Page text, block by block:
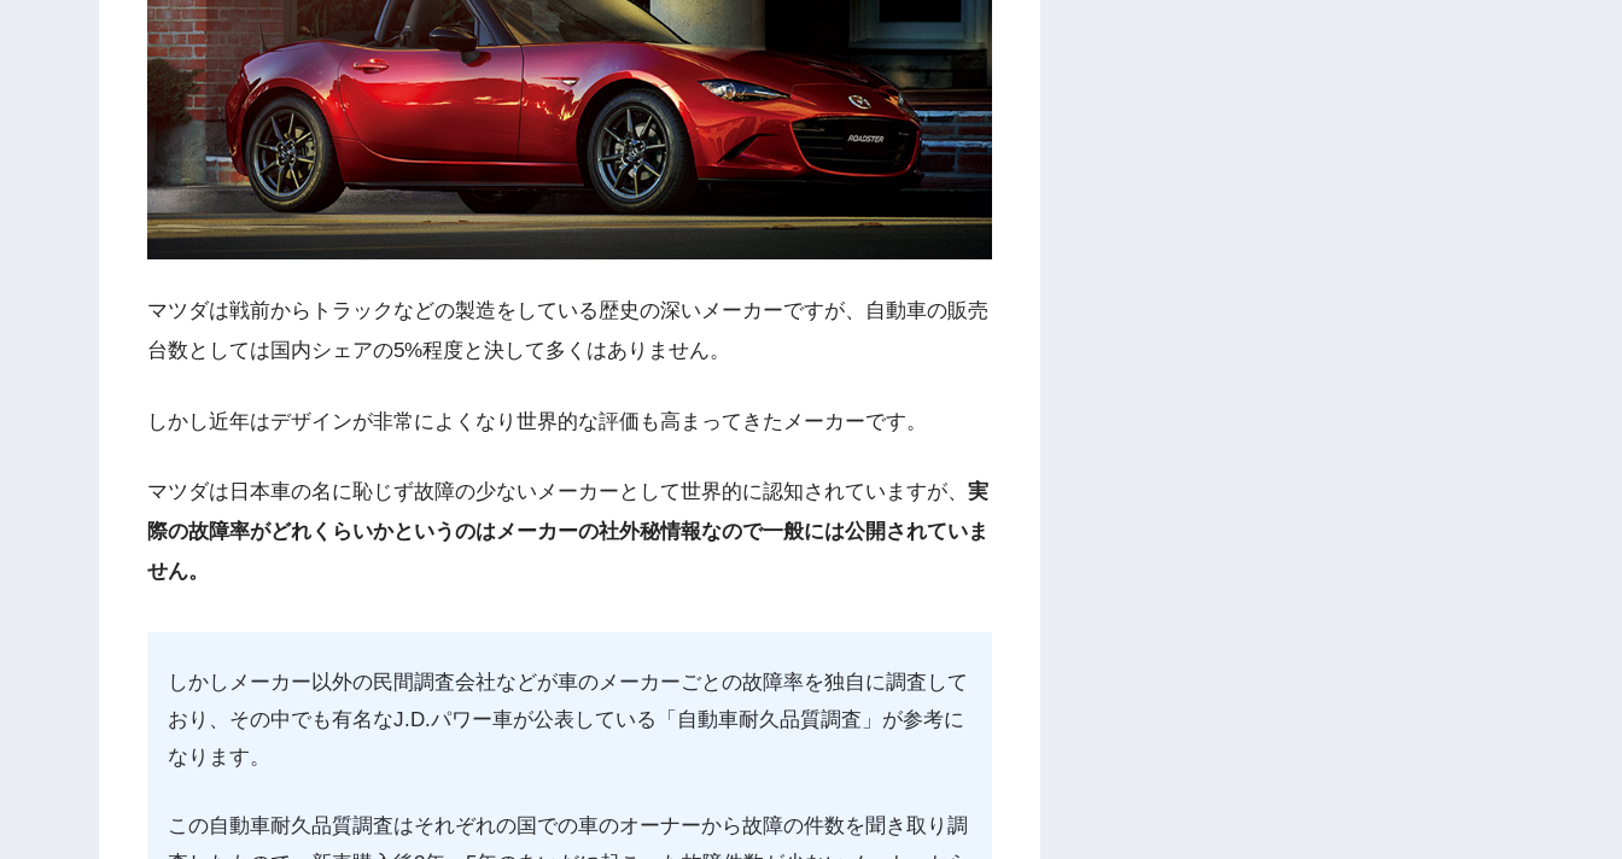
マツダは戦前からトラックなどの製造をしている歴史の深いメーカーですが、自動車の販売
台数としては国内シェアの5%程度と決して多くはありません。
しかし近年はデザインが非常によくなり世界的な評価も高まってきたメーカーです。
マツダは日本車の名に恥じず故障の少ないメーカーとして世界的に認知されていますが、 実
際の故障率がどれくらいかというのはメーカーの社外秘情報なので一般には公開されていま
せん。
しかしメーカー以外の民間調査会社などが車のメーカーごとの故障率を独自に調査して
おり、その中でも有名なJ.D.パワー車が公表している「自動車耐久品質調査」が参考に
なります。
この自動車耐久品質調査はそれぞれの国での車のオーナーから故障の件数を聞き取り調